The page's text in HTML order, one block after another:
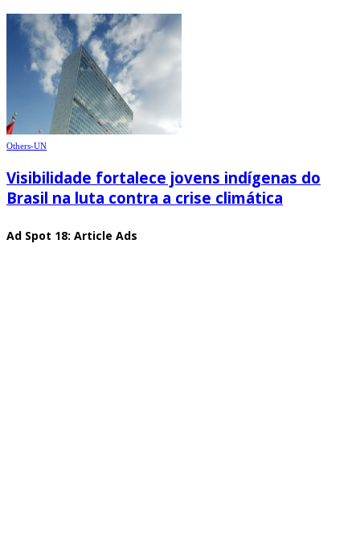
Others-UN
Visibilidade fortalece jovens indígenas do
Brasil na luta contra a crise climática
Ad Spot 18: Article Ads